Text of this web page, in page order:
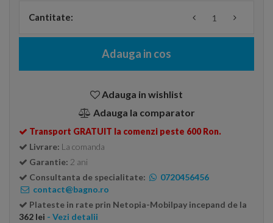
Cantitate:
Adauga in cos
Adauga in wishlist
Adauga la comparator
Transport GRATUIT la comenzi peste 600 Ron.
Livrare: La comanda
Garantie: 2 ani
Consultanta de specialitate:
0720456456
contact@bagno.ro
Plateste in rate prin Netopia-Mobilpay incepand de la
362 lei - Vezi detalii